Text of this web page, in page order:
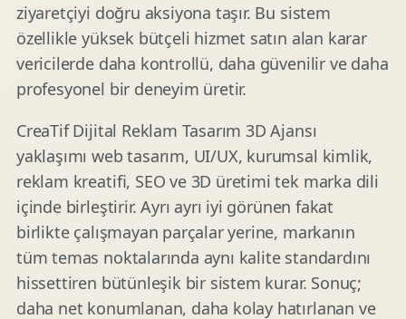
ziyaretçiyi doğru aksiyona taşır. Bu sistem
özellikle yüksek bütçeli hizmet satın alan karar
vericilerde daha kontrollü, daha güvenilir ve daha
profesyonel bir deneyim üretir.
CreaTif Dijital Reklam Tasarım 3D Ajansı
yaklaşımı web tasarım, UI/UX, kurumsal kimlik,
reklam kreatifi, SEO ve 3D üretimi tek marka dili
içinde birleştirir. Ayrı ayrı iyi görünen fakat
birlikte çalışmayan parçalar yerine, markanın
tüm temas noktalarında aynı kalite standardını
hissettiren bütünleşik bir sistem kurar. Sonuç;
daha net konumlanan, daha kolay hatırlanan ve